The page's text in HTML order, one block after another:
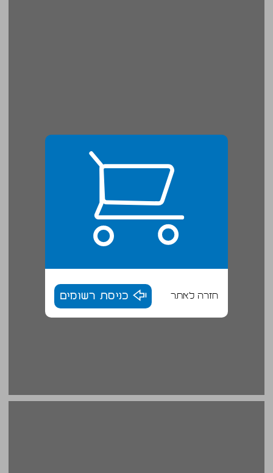
חזרה לאתר כניסת רשומים